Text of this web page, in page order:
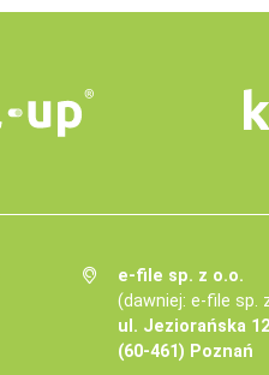
e-file sp. z o.o.
(dawniej: e-file sp.
ul. Jeziorańska 12
(60-461) Poznań